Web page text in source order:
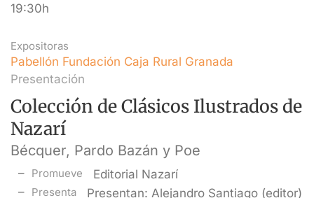
19:30h
Expositoras
Pabellón Fundación Caja Rural Granada
Presentación
Colección de Clásicos Ilustrados de
Nazarí
Bécquer, Pardo Bazán y Poe
Promueve Editorial Nazarí
Presenta
Presentan: Alejandro Santiago (editor)